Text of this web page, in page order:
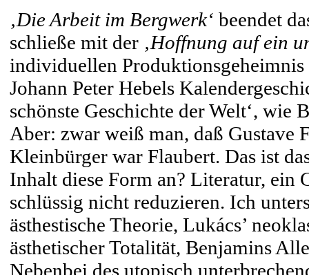
‚Die Arbeit im Bergwerk‘ beendet
schließe mit der ‚Hoffnung auf ein
individuellen Produktionsgeheimnis
Johann Peter Hebels
schönste Geschichte der Welt‘,
Aber: zwar weiß man, daß Gustave
Kleinbürger war Flaubert. Das ist
Inhalt diese Form an? Literatur, ein
schlüssig nicht reduzieren. Ich
ästhestische Theorie, Lukács’
ästhetischer Totalität, Benjamins
Nebenbei des utopisch